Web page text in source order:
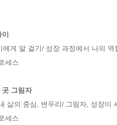
에게 말 걸기/ 성장 과정에서 나의 역
세스
곳 그림자
삶의 중심, 변두리/ 그림자, 성장이
세스